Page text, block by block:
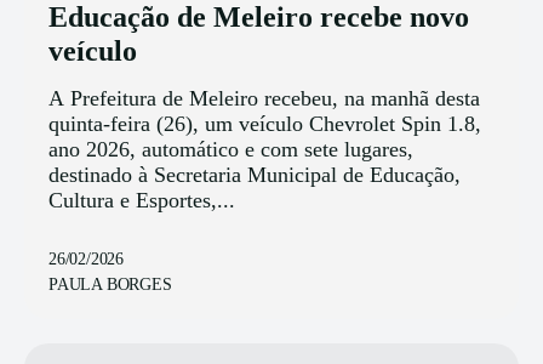
Educação de Meleiro recebe novo
veículo
A Prefeitura de Meleiro recebeu, na manhã desta
quinta-feira (26), um veículo Chevrolet Spin 1.8,
ano 2026, automático e com sete lugares,
destinado à Secretaria Municipal de Educação,
Cultura e Esportes,...
26/02/2026
PAULA BORGES